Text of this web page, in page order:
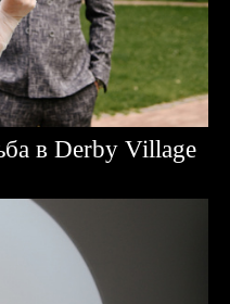
в Derby Village